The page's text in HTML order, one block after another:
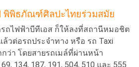
พิพิธภัณฑ์ศิลปะไทยร่วมสมัย
ไฟฟ้าบีทีเอส ก็ให้ลงที่สถานีหมอชิต
วต่อรถประจำทาง หรือ รถ Taxi
กว่า โดยสายรถเมล์ที่ผ่านหน้า
134, 187, 191, 504, 510 และ 555